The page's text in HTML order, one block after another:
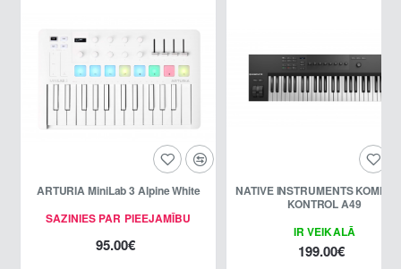
SAZINIES PAR PIEEJAMĪBU
ARTURIA MiniLab 3 Alpine White
95.00€
IR VEIKALĀ
NATIVE INSTRUMENTS
KONTROL A49
199.00€